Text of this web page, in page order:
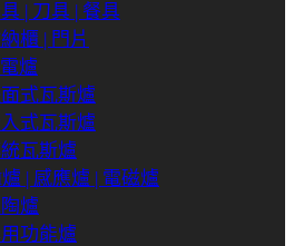
| 刀具 | 餐具
櫃 | 門片
爐
式瓦斯爐
式瓦斯爐
瓦斯爐
| 感應爐 | 電磁爐
爐
功能爐